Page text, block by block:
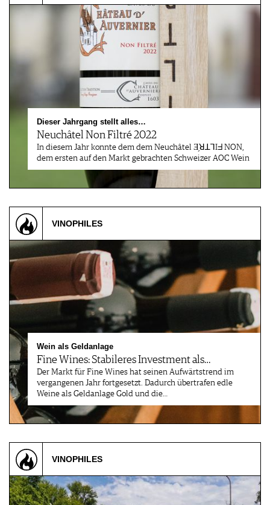
Dieser Jahrgang stellt alles…
Neuchâtel Non Filtré 2022
In diesem Jahr konnte dem dem Neuchâtel Ǝ̗ꓤꓕꓶIᖵ NON,
dem ersten auf den Markt gebrachten Schweizer AOC Wein
VINOPHILES
Wein als Geldanlage
Fine Wines: Stabileres Investment als…
Der Markt für Fine Wines hat seinen Aufwärtstrend im
vergangenen Jahr fortgesetzt. Dadurch übertrafen edle
Weine als Geldanlage Gold und die…
VINOPHILES